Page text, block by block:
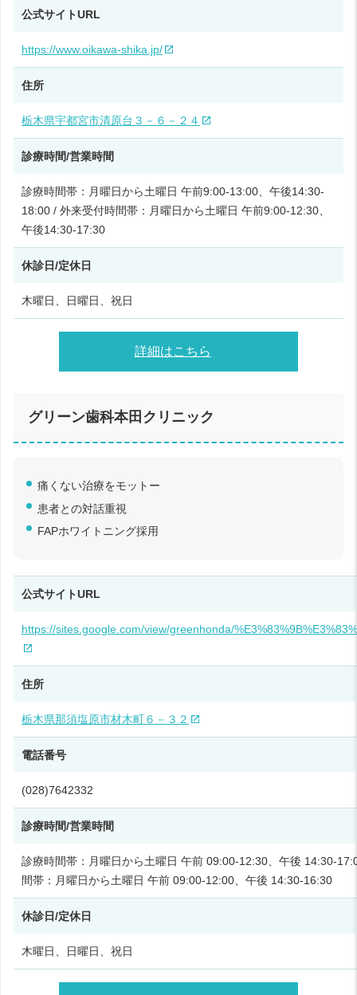
公式サイトURL
https://www.oikawa-shika.jp/
住所
栃木県宇都宮市清原台３－６－２４
診療時間/営業時間
診療時間帯：月曜日から土曜日 午前9:00-13:00、午後14:30-
18:00 / 外来受付時間帯：月曜日から土曜日 午前9:00-12:30、
午後14:30-17:30
休診日/定休日
木曜日、日曜日、祝日
詳細はこちら
グリーン歯科本田クリニック
痛くない治療をモットー
患者との対話重視
FAPホワイトニング採用
公式サイトURL
https://sites.google.com/view/greenhonda/
住所
栃木県那須塩原市材木町６－３２
電話番号
(028)7642332
診療時間/営業時間
診療時間帯：月曜日から土曜日 午前 09:00-12:30、午後 14:30-
間帯：月曜日から土曜日 午前 09:00-12:00、午後 14:30-16:30
休診日/定休日
木曜日、日曜日、祝日